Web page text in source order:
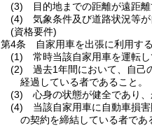
(3)
目的地までの距離が遠距
(4)
気象条件及び道路状況等
(資格要件)
第4条
自家用車を出張に利用す
(1)
常時当該自家用車を運転し
(2)
過去1年間において、自己
経過している者であること。
(3)
心身の状態が健全であり
(4)
当該自家用車に自動車損
の契約を締結している者であ